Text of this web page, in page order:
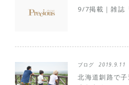
9/7掲載｜雑誌
ブログ 2019.9.11
北海道釧路で